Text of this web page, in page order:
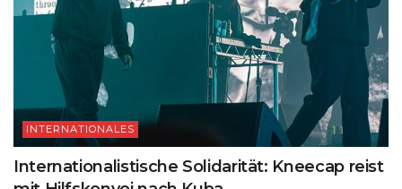
INTERNATIONALES
Internationalistische Solidarität: Kneecap reist